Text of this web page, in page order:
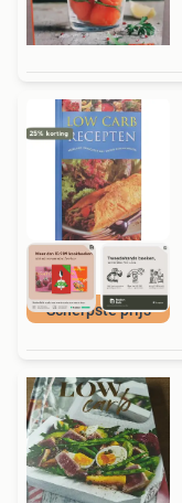
Scherpste prijs